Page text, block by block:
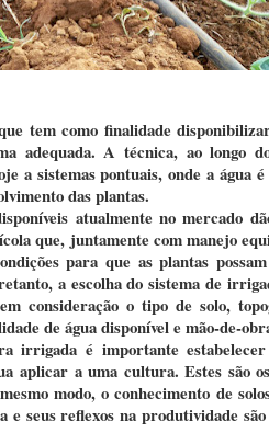
tem como finalidade
adequada. A técnica, ao longo
a sistemas pontuais, onde a água
das plantas.
atualmente no mercado
que, juntamente com manejo
para que as plantas
a escolha do sistema de
consideração o tipo de solo,
de água disponível e mão-de-
irrigada é importante
aplicar a uma cultura. Estes são
modo, o conhecimento de
e seus reflexos na produtividade